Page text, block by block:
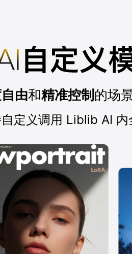
由和精准控制 的场
定义调用 Liblib AI